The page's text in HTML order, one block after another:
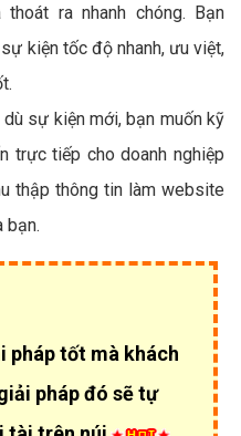
ra nhanh chóng. Bạn
kiện tốc độ nhanh, ưu việt,
sự kiện mới, bạn muốn kỹ
trực tiếp cho doanh nghiệp
thập thông tin làm website
bạn.
pháp tốt mà khách
pháp đó sẽ tự